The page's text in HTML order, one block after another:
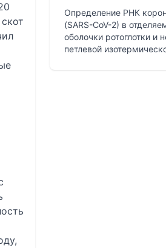
Определение РНК
(SARS-CoV-2) в
оболочки ротоглотки и
петлевой